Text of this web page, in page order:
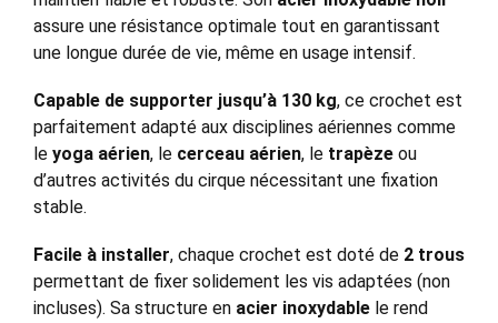
assure une résistance optimale tout en garantissant
une longue durée de vie, même en usage intensif.
Capable de supporter jusqu’à 130 kg, ce crochet est
parfaitement adapté aux disciplines aériennes comme
le yoga aérien, le cerceau aérien, le trapèze ou
d’autres activités du cirque nécessitant une fixation
stable.
Facile à installer, chaque crochet est doté de 2 trous
permettant de fixer solidement les vis adaptées (non
incluses). Sa structure en acier inoxydable le rend